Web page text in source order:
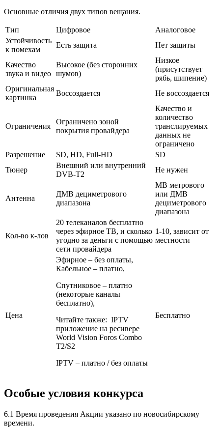
Основные отличия двух типов вещания.
Тип Цифровое
Аналоговое
Устойчивость
к помехам
Есть защита Нет защиты
Качество
звука и видео
Высокое (без сторонних
шумов)
Низкое
(присутствует
рябь, шипение)
Оригинальная
картинка
Воссоздается Не воссоздается
Ограничения
Ограничено зоной
покрытия провайдера
Качество и
количество
транслируемых
данных не
ограничено
Разрешение
SD, HD, Full-HD
SD
Тюнер
Внешний или внутренний
DVB-T2
Не нужен
Антенна
ДМВ дециметрового
диапазона
МВ метрового
или ДМВ
дециметрового
диапазона
Кол-во к-лов
20 телеканалов бесплатно
через эфирное ТВ, и сколько
угодно за деньги с помощью
сети провайдера
1-10, зависит от
местности
Цена
Эфирное – без оплаты,
Кабельное – платно,
Спутниковое – платно
(некоторые каналы
бесплатно),
Читайте также: IPTV
приложение на ресивере
World Vision Foros Combo
T2/S2
IPTV – платно / без оплаты
Бесплатно
Особые условия конкурса
6.1 Время проведения Акции указано по новосибирскому
времени.